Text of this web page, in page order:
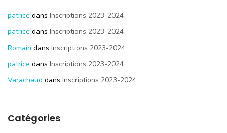
patrice dans Inscriptions 2023-2024
patrice dans Inscriptions 2023-2024
Romain dans Inscriptions 2023-2024
patrice dans Inscriptions 2023-2024
Varachaud dans Inscriptions 2023-2024
Catégories